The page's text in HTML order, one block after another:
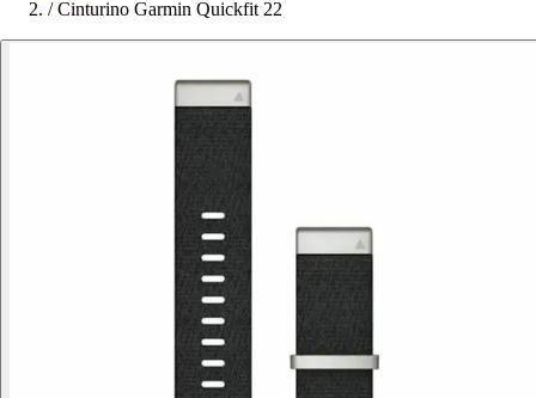
/ Cinturino Garmin Quickfit 22